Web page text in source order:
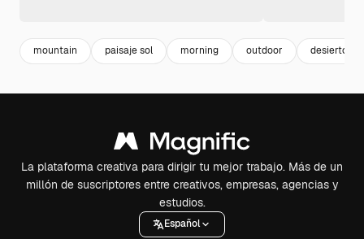
mountain paisaje sol morning outdoor desierto
La plataforma creativa para dirigir tu mejor trabajo. Más de un
millón de suscriptores entre creativos, empresas, agencias y
estudios.
Español